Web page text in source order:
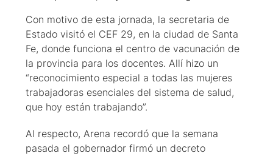
Con motivo de esta jornada, la secretaria de
Estado visitó el CEF 29, en la ciudad de Santa
Fe, donde funciona el centro de vacunación de
la provincia para los docentes. Allí hizo un
“reconocimiento especial a todas las mujeres
trabajadoras esenciales del sistema de salud,
que hoy están trabajando”.
Al respecto, Arena recordó que la semana
pasada el gobernador firmó un decreto